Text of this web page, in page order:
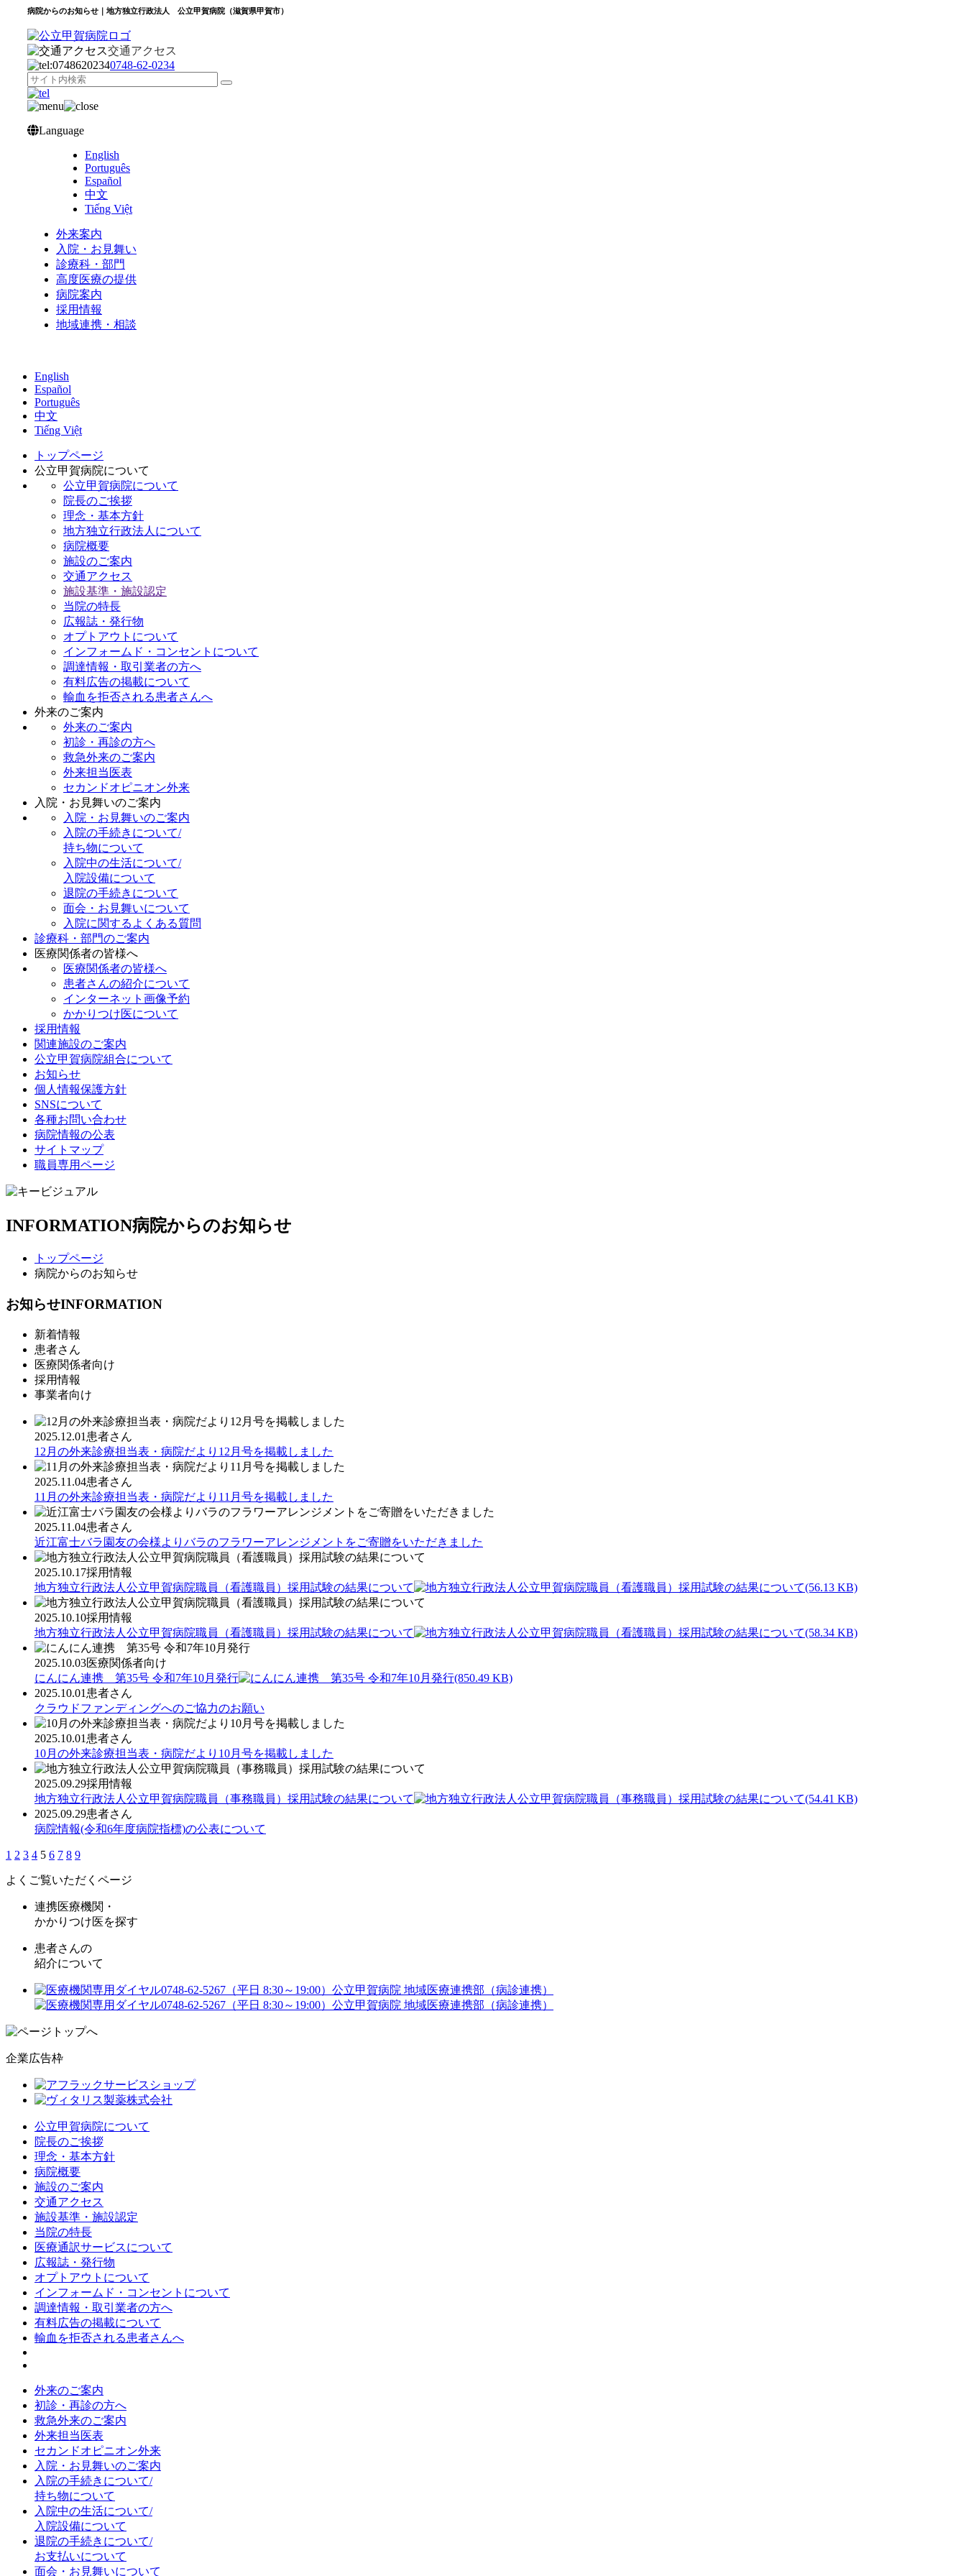
病院からのお知らせ｜地方独立行政法人 公立甲賀病院（滋賀県甲賀市）
交通アクセス
0748‐62‐0234
Language
English
Português
Español
中文
Tiếng Việt
外来案内
入院・お見舞い
診療科・部門
高度医療の提供
病院案内
採用情報
地域連携・相談
English
Español
Português
中文
Tiếng Việt
トップページ
公立甲賀病院について
公立甲賀病院について
院長のご挨拶
理念・基本方針
地方独立行政法人について
病院概要
施設のご案内
交通アクセス
施設基準・施設認定
当院の特長
広報誌・発行物
オプトアウトについて
インフォームド・コンセントについて
調達情報・取引業者の方へ
有料広告の掲載について
輸血を拒否される患者さんへ
外来のご案内
外来のご案内
初診・再診の方へ
救急外来のご案内
外来担当医表
セカンドオピニオン外来
入院・お見舞いのご案内
入院・お見舞いのご案内
入院の手続きについて/
持ち物について
入院中の生活について/
入院設備について
退院の手続きについて
面会・お見舞いについて
入院に関するよくある質問
診療科・部門のご案内
医療関係者の皆様へ
医療関係者の皆様へ
患者さんの紹介について
インターネット画像予約
かかりつけ医について
採用情報
関連施設のご案内
公立甲賀病院組合について
お知らせ
個人情報保護方針
SNSについて
各種お問い合わせ
病院情報の公表
サイトマップ
職員専用ページ
INFORMATION病院からのお知らせ
トップページ
病院からのお知らせ
お知らせINFORMATION
新着情報
患者さん
医療関係者向け
採用情報
事業者向け
2025.12.01 患者さん
12月の外来診療担当表・病院だより12月号を掲載しました
2025.11.04患者さん
11月の外来診療担当表・病院だより11月号を掲載しました
2025.11.04患者さん
近江富士バラ園友の会様よりバラのフラワーアレンジメントをご寄贈をいただきました
2025.10.17採用情報
地方独立行政法人公立甲賀病院職員（看護職員）採用試験の結果について
(56.13 KB)
2025.10.10採用情報
地方独立行政法人公立甲賀病院職員（看護職員）採用試験の結果について
(58.34 KB)
2025.10.03医療関係者向け
にんにん連携 第35号 令和7年10月発行
(850.49 KB)
2025.10.01 患者さん
クラウドファンディングへのご協力のお願い
2025.10.01 患者さん
10月の外来診療担当表・病院だより10月号を掲載しました
2025.09.29採用情報
地方独立行政法人公立甲賀病院職員（事務職員）採用試験の結果について
(54.41 KB)
2025.09.29患者さん
病院情報(令和6年度病院指標)の公表について
1 2 3 4 5 6 7 8 9
よくご覧いただくページ
連携医療機関・
かかりつけ医を探す
患者さんの
紹介について
企業広告枠
公立甲賀病院について
院長のご挨拶
理念・基本方針
病院概要
施設のご案内
交通アクセス
施設基準・施設認定
当院の特長
医療通訳サービスについて
広報誌・発行物
オプトアウトについて
インフォームド・コンセントについて
調達情報・取引業者の方へ
有料広告の掲載について
輸血を拒否される患者さんへ
外来のご案内
初診・再診の方へ
救急外来のご案内
外来担当医表
セカンドオピニオン外来
入院・お見舞いのご案内
入院の手続きについて/
持ち物について
入院中の生活について/
入院設備について
退院の手続きについて/
お支払いについて
面会・お見舞いについて